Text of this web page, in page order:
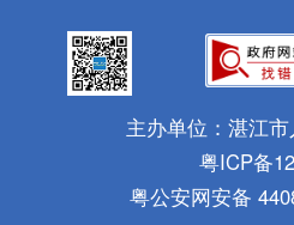
主办单位：湛江
粤ICP备
粤公安网安备